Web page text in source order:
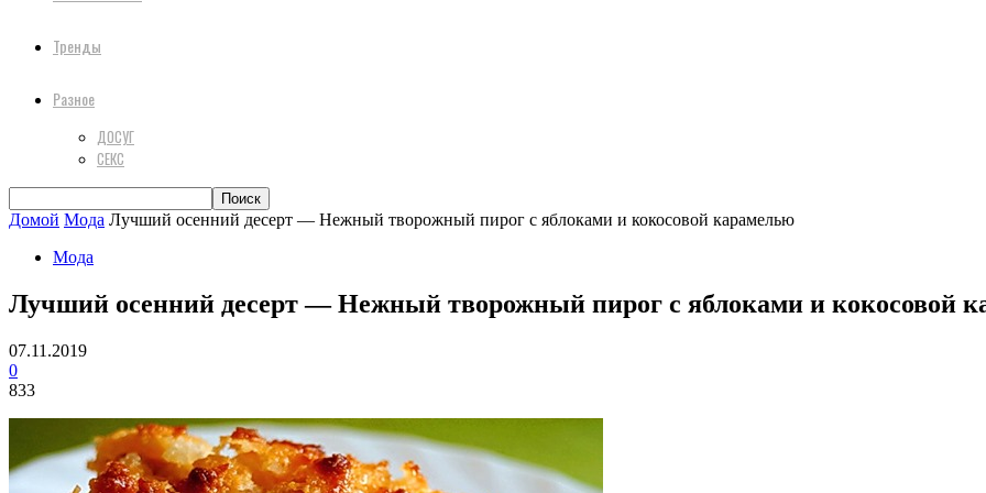
Тренды
Разное
ДОСУГ
СЕКС
Домой Мода Лучший осенний десерт — Нежный творожный пирог с яблоками и кокосовой карамелью
Мода
Лучший осенний десерт — Нежный творожный пирог с яблоками и кокосовой
07.11.2019
0
833